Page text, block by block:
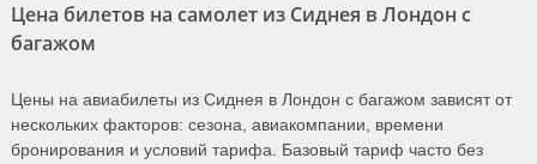
Цена билетов на самолет из Сиднея в Лондон с
багажом
Цены на авиабилеты из Сиднея в Лондон с багажом зависят от
нескольких факторов: сезона, авиакомпании, времени
бронирования и условий тарифа. Базовый тариф часто без